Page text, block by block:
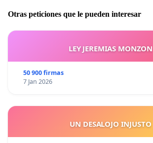
Otras peticiones que le pueden interesar
LEY JEREMIAS MONZON
50 900 firmas
7 Jan 2026
UN DESALOJO INJUSTO